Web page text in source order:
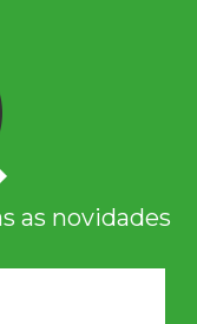
as novidades